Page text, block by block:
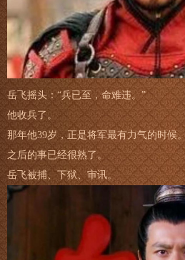
岳飞摇头：“兵已至，命难违。”
他收兵了。
那年他39岁，正是将军最有力气的时候。
之后的事已经很熟了。
岳飞被捕、下狱、审讯。